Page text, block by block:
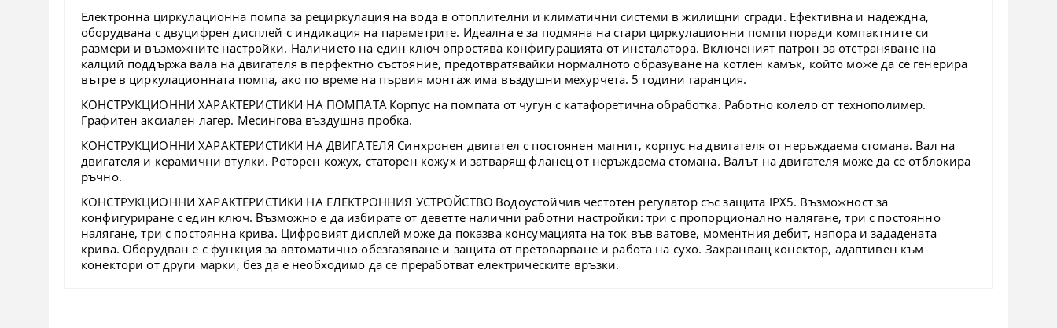
Електронна циркулационна помпа за рециркулация на вода в отоплителни и климатични системи в жилищни сгради. Ефективна и надеждна,
оборудвана с двуцифрен дисплей с индикация на параметрите. Идеална е за подмяна на стари циркулационни помпи поради компактните си
размери и възможните настройки. Наличието на един ключ опростява конфигурацията от инсталатора. Включеният патрон за отстраняване на
калций поддържа вала на двигателя в перфектно състояние, предотвратявайки нормалното образуване на котлен камък, който може да се генерира
вътре в циркулационната помпа, ако по време на първия монтаж има въздушни мехурчета. 5 години гаранция.
КОНСТРУКЦИОННИ ХАРАКТЕРИСТИКИ НА ПОМПАТА Корпус на помпата от чугун с катафоретична обработка. Работно колело от технополимер.
Графитен аксиален лагер. Месингова въздушна пробка.
КОНСТРУКЦИОННИ ХАРАКТЕРИСТИКИ НА ДВИГАТЕЛЯ Синхронен двигател с постоянен магнит, корпус на двигателя от неръждаема стомана. Вал на
двигателя и керамични втулки. Роторен кожух, статорен кожух и затварящ фланец от неръждаема стомана. Валът на двигателя може да се отблокира
ръчно.
КОНСТРУКЦИОННИ ХАРАКТЕРИСТИКИ НА ЕЛЕКТРОННИЯ УСТРОЙСТВО Водоустойчив честотен регулатор със защита IPX5. Възможност за
конфигуриране с един ключ. Възможно е да избирате от деветте налични работни настройки: три с пропорционално налягане, три с постоянно
налягане, три с постоянна крива. Цифровият дисплей може да показва консумацията на ток във ватове, моментния дебит, напора и зададената
крива. Оборудван е с функция за автоматично обезгазяване и защита от претоварване и работа на сухо. Захранващ конектор, адаптивен към
конектори от други марки, без да е необходимо да се преработват електрическите връзки.